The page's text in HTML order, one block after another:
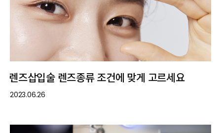
렌즈삽입술 렌즈종류 조건에 맞게 고르세요
2023.06.26